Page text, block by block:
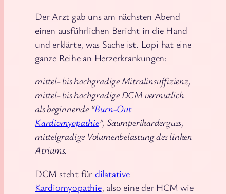
Der Arzt gab uns am nächsten Abend
einen ausführlichen Bericht in die Hand
und erklärte, was Sache ist. Lopi hat eine
ganze Reihe an Herzerkrankungen:
mittel- bis hochgradige Mitralinsuffizienz,
mittel- bis hochgradige DCM vermutlich
als beginnende “Burn-Out
Kardiomyopathie”, Saumperikarderguss,
mittelgradige Volumenbelastung des linken
Atriums.
DCM steht für dilatative
Kardiomyopathie, also eine der HCM wie